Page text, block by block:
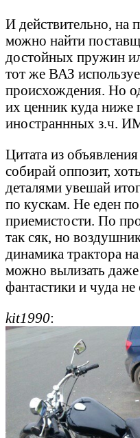
И действительно, на
можно найти
достойных пружин
тот же ВАЗ
происхождения. Но
их ценник куда ниже
иностраннных з.ч.
Цитата из
собирай оппозит,
деталями увешай
по кускам. Не еден
приемистости. По
так сяк, но
динамика трактора
можно вылизать
фантастики и чуда не
kit1990: